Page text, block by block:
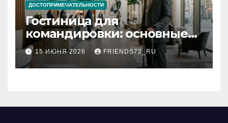
ДОСТОПРИМЕЧАТЕЛЬНОСТИ
Гостиница для
командировки: основные
критерии выбора
15 ИЮНЯ 2026 FRIENDS72_RU